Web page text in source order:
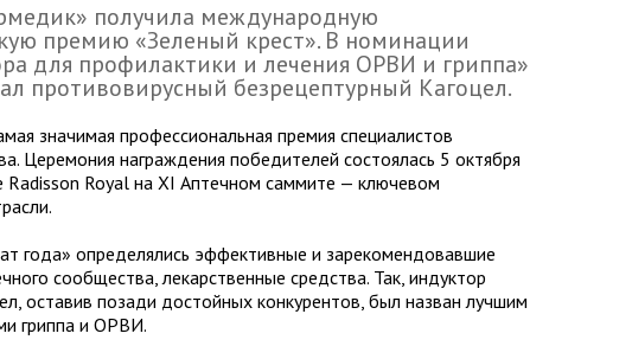
получила международную
премию «Зеленый крест». В номинации
для профилактики и лечения ОРВИ и гриппа»
противовирусный безрецептурный Кагоцел.
значимая профессиональная премия специалистов
Церемония награждения победителей состоялась 5 октября
Radisson Royal на XI Аптечном саммите — ключевом
года» определялись эффективные и зарекомендовавшие
сообщества, лекарственные средства. Так, индуктор
оставив позади достойных конкурентов, был назван лучшим
гриппа и ОРВИ.